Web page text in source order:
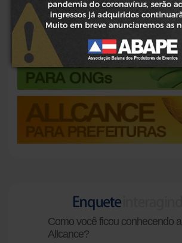
de Eventos
Como você ficou conhecendo a
Allcance?